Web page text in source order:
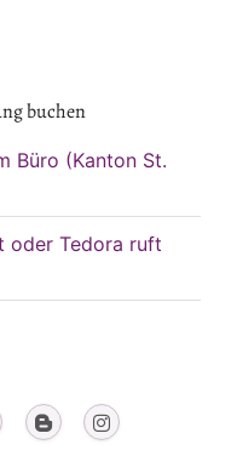
buchen
Büro (Kanton St.
oder Tedora ruft